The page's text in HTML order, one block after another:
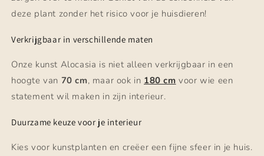
deze plant zonder het risico voor je huisdieren!
Verkrijgbaar in verschillende maten
Onze kunst Alocasia is niet alleen verkrijgbaar in een
hoogte van 70 cm, maar ook in 180 cm voor wie een
statement wil maken in zijn interieur.
Duurzame keuze voor je interieur
Kies voor kunstplanten en creëer een fijne sfeer in je huis.